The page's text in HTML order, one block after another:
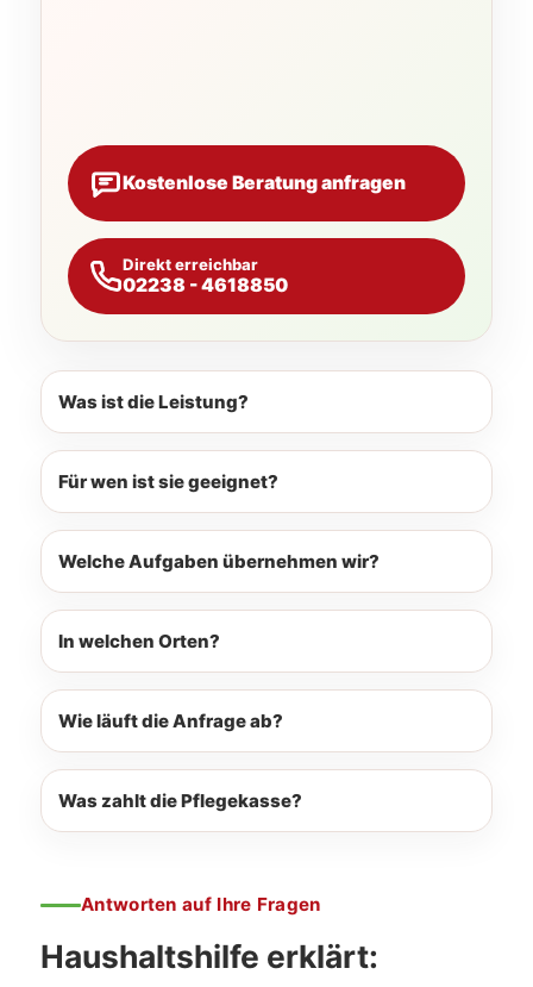
Kostenlose Beratung anfragen
Direkt erreichbar
02238 - 4618850
Was ist die Leistung?
Für wen ist sie geeignet?
Welche Aufgaben übernehmen wir?
In welchen Orten?
Wie läuft die Anfrage ab?
Was zahlt die Pflegekasse?
Antworten auf Ihre Fragen
Haushaltshilfe erklärt: